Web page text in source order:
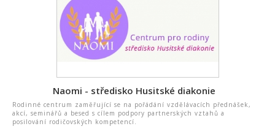
Naomi - středisko Husitské diakonie
Rodinné centrum zaměřující se na pořádání vzdělávacích přednášek,
akcí, seminářů a besed s cílem podpory partnerských vztahů a
posilování rodičovských kompetencí.